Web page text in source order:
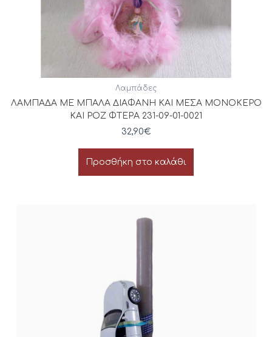
Λαμπάδες
ΛΑΜΠΑΔΑ ΜΕ ΜΠΑΛΑ ΔΙΑΦΑΝΗ ΚΑΙ ΜΕΣΑ ΜΟΝΟΚΕΡΟ
ΚΑΙ ΡΟΖ ΦΤΕΡΑ 231-09-01-0021
32,90€
Προσθήκη στο καλάθι